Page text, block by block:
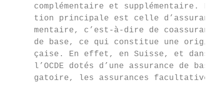
complémentaire et supplémentaire.
tion principale est celle d’assurance
mentaire, c’est-à-dire de
de base, ce qui constitue une
çaise. En effet, en Suisse, et dans
l’OCDE dotés d’une assurance de base
gatoire, les assurances facultatives